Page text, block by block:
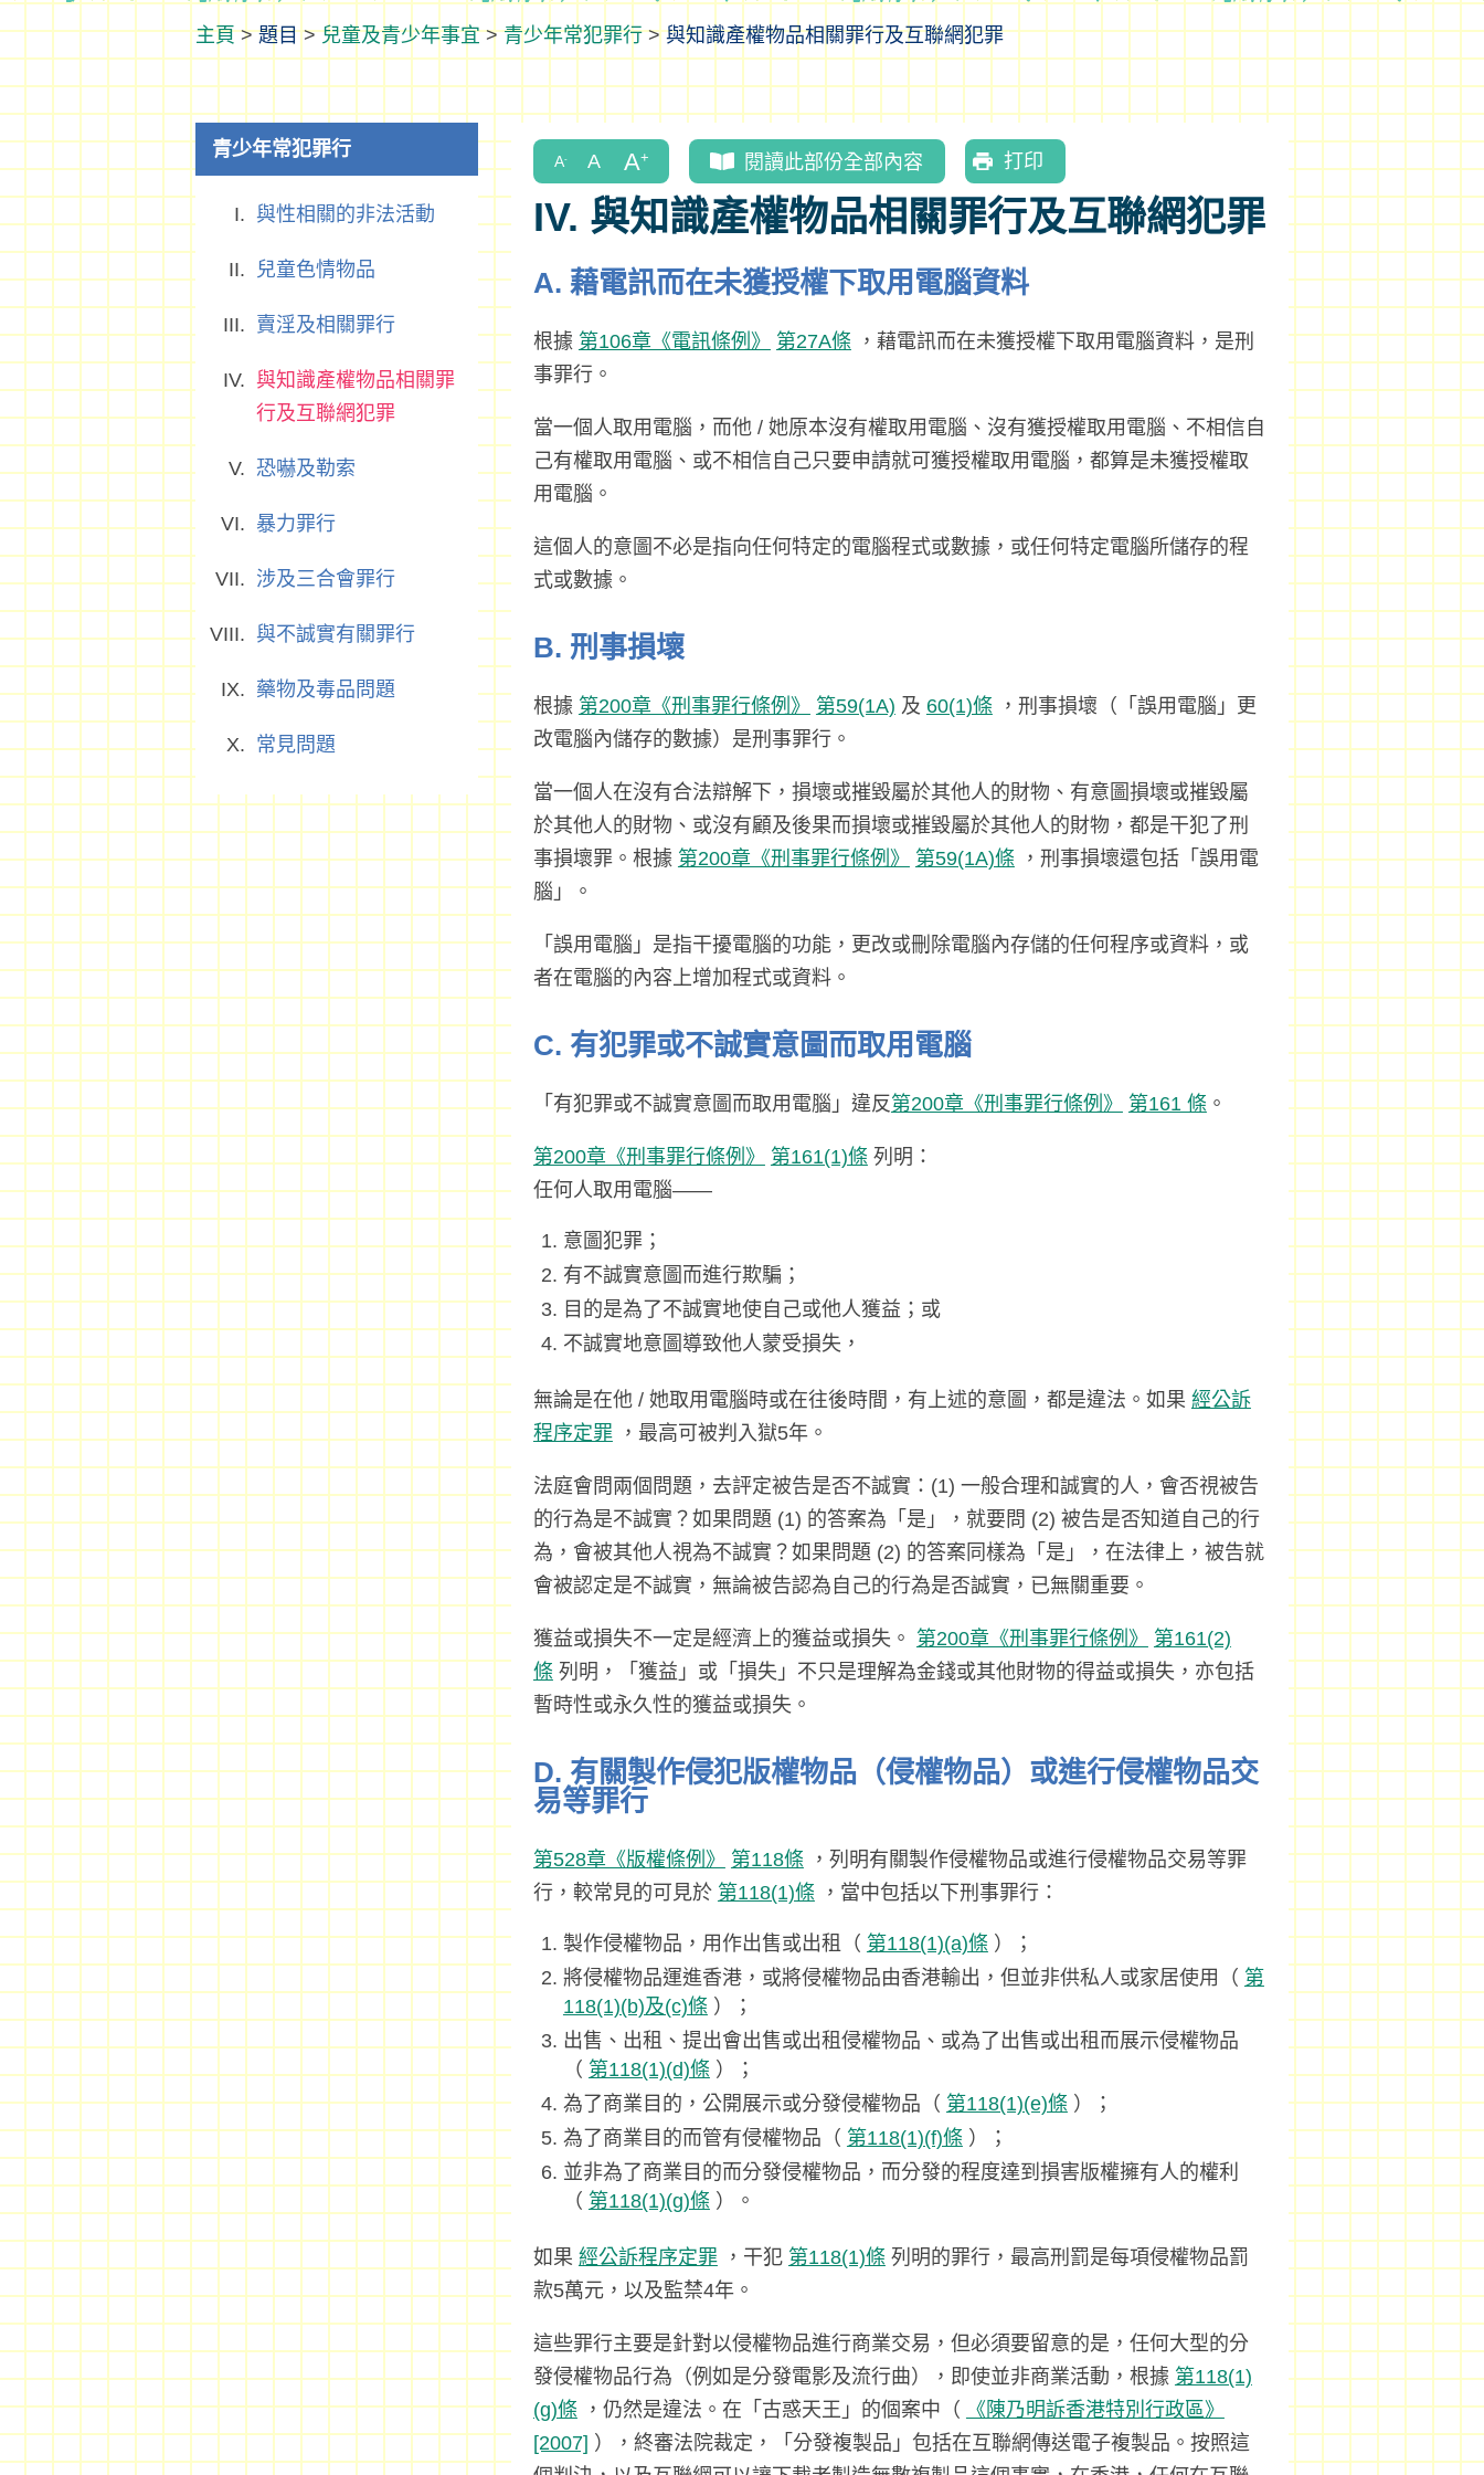
>題目>兒童及青少年事宜>青少年常犯罪行>與知識產權物品相關罪行及互聯網犯罪
閱讀此部份全部內容 打印
IV. 與知識產權物品相關罪行及互聯網犯罪
A. 藉電訊而在未獲授權下取用電腦資料
根據 第106章《電訊條例》 第27A條 ，藉電訊而在未獲授權下取用電腦資料，是刑
事罪行。
當一個人取用電腦，而他 / 她原本沒有權取用電腦、沒有獲授權取用電腦、不相信自
己有權取用電腦、或不相信自己只要申請就可獲授權取用電腦，都算是未獲授權取
用電腦。
這個人的意圖不必是指向任何特定的電腦程式或數據，或任何特定電腦所儲存的程
式或數據。
B. 刑事損壞
根據 第200章《刑事罪行條例》 第59(1A) 及 60(1)條 ，刑事損壞（「誤用電腦」更
改電腦內儲存的數據）是刑事罪行。
當一個人在沒有合法辯解下，損壞或摧毀屬於其他人的財物、有意圖損壞或摧毀屬
於其他人的財物、或沒有顧及後果而損壞或摧毀屬於其他人的財物，都是干犯了刑
事損壞罪。根據 第200章《刑事罪行條例》 第59(1A)條 ，刑事損壞還包括「誤用電
腦」。
「誤用電腦」是指干擾電腦的功能，更改或刪除電腦內存儲的任何程序或資料，或
者在電腦的內容上增加程式或資料。
C. 有犯罪或不誠實意圖而取用電腦
「有犯罪或不誠實意圖而取用電腦」違反第200章《刑事罪行條例》 第161 條 。
第200章《刑事罪行條例》 第161(1)條 列明：
任何人取用電腦——
意圖犯罪；
有不誠實意圖而進行欺騙；
目的是為了不誠實地使自己或他人獲益；或
不誠實地意圖導致他人蒙受損失，
無論是在他 / 她取用電腦時或在往後時間，有上述的意圖，都是違法。如果 經公訴
程序定罪，最高可被判入獄5年。
法庭會問兩個問題，去評定被告是否不誠實：(1) 一般合理和誠實的人，會否視被告
的行為是不誠實？如果問題 (1) 的答案為「是」，就要問 (2) 被告是否知道自己的行
為，會被其他人視為不誠實？如果問題 (2) 的答案同樣為「是」，在法律上，被告就
會被認定是不誠實，無論被告認為自己的行為是否誠實，已無關重要。
獲益或損失不一定是經濟上的獲益或損失。 第200章《刑事罪行條例》
第161(2)
條 列明，「獲益」或「損失」不只是理解為金錢或其他財物的得益或損失，亦包括
暫時性或永久性的獲益或損失。
D. 有關製作侵犯版權物品（侵權物品）或進行侵權物品交
易等罪行
第528章《版權條例》 第118條 ，列明有關製作侵權物品或進行侵權物品交易等罪
行，較常見的可見於 第118(1)條 ，當中包括以下刑事罪行：
製作侵權物品，用作出售或出租（ 第118(1)(a)條 ）；
將侵權物品運進香港，或將侵權物品由香港輸出，但並非供私人或家居使用（ 第
118(1)(b)及(c)條 ）；
出售、出租、提出會出售或出租侵權物品、或為了出售或出租而展示侵權物品
（ 第118(1)(d)條 ）；
為了商業目的，公開展示或分發侵權物品（ 第118(1)(e)條 ）；
為了商業目的而管有侵權物品（ 第118(1)(f)條 ）；
並非為了商業目的而分發侵權物品，而分發的程度達到損害版權擁有人的權利
（ 第118(1)(g)條 ）。
如果 經公訴程序定罪，干犯 第118(1)條 列明的罪行，最高刑罰是每項侵權物品罰
款5萬元，以及監禁4年。
這些罪行主要是針對以侵權物品進行商業交易，但必須要留意的是，任何大型的分
發侵權物品行為（例如是分發電影及流行曲），即使並非商業活動，根據 第118(1)
(g)條 ，仍然是違法。在「古惑天王」的個案中（
《陳乃明訴香港特別行政區》
[2007] ），終審法院裁定，「分發複製品」包括在互聯網傳送電子複製品。按照這
青少年常犯罪行
與性相關的非法活動
兒童色情物品
賣淫及相關罪行
與知識產權物品相關罪
行及互聯網犯罪
恐嚇及勒索
暴力罪行
涉及三合會罪行
與不誠實有關罪行
藥物及毒品問題
常見問題